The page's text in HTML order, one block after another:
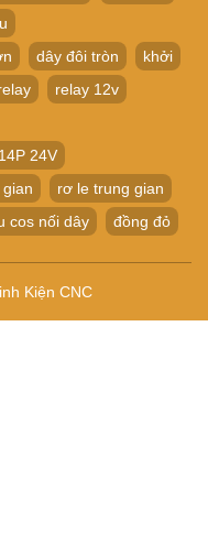
dây đôi tròn
khởi
relay 12v
24V
rơ le trung gian
cos nối dây đồng đỏ
Kiện CNC